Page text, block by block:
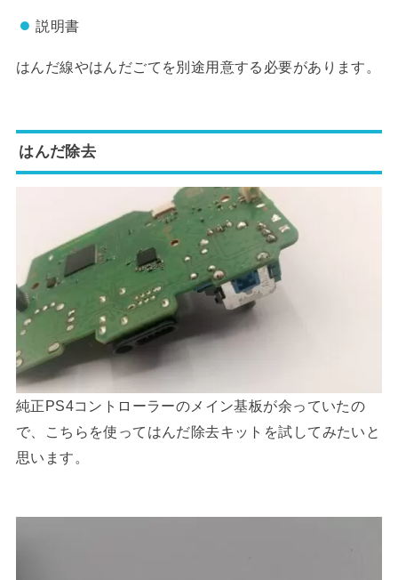
説明書
はんだ線やはんだごてを別途用意する必要があります。
はんだ除去
純正PS4コントローラーのメイン基板が余っていたの
で、こちらを使ってはんだ除去キットを試してみたいと
思います。